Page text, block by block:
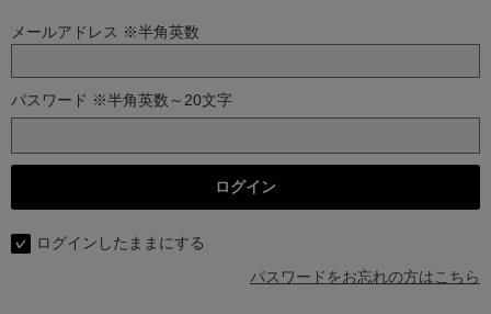
メールアドレス ※半角英数
パスワード ※半角英数～20文字
ログインしたままにする
パスワードをお忘れの方はこちら